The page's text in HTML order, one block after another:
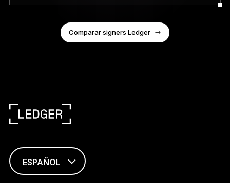
Comparar signers Ledger
ESPAÑOL